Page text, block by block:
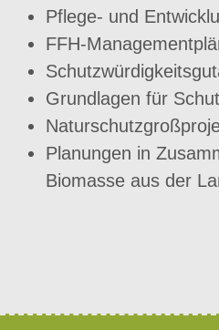
Pflege- und
FFH-
Grundlagen für
Planungen in
Biomasse aus der